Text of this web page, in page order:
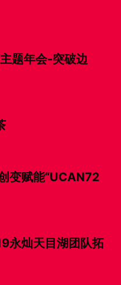
题年会-突破边
变赋能“UCAN72
永灿天目湖团队拓